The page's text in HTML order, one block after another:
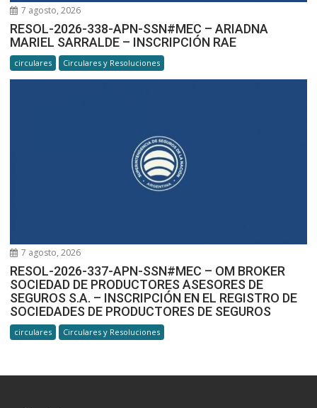
7 agosto, 2026
RESOL-2026-338-APN-SSN#MEC – ARIADNA
MARIEL SARRALDE – INSCRIPCIÓN RAE
circulares Circulares y Resoluciones
7 agosto, 2026
RESOL-2026-337-APN-SSN#MEC – OM BROKER
SOCIEDAD DE PRODUCTORES ASESORES DE
SEGUROS S.A. – INSCRIPCIÓN EN EL REGISTRO DE
SOCIEDADES DE PRODUCTORES DE SEGUROS
circulares Circulares y Resoluciones